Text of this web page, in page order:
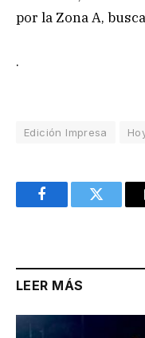
por la Zona A,
.
Edición Impresa
FacebookTwitter
LEER MÁS